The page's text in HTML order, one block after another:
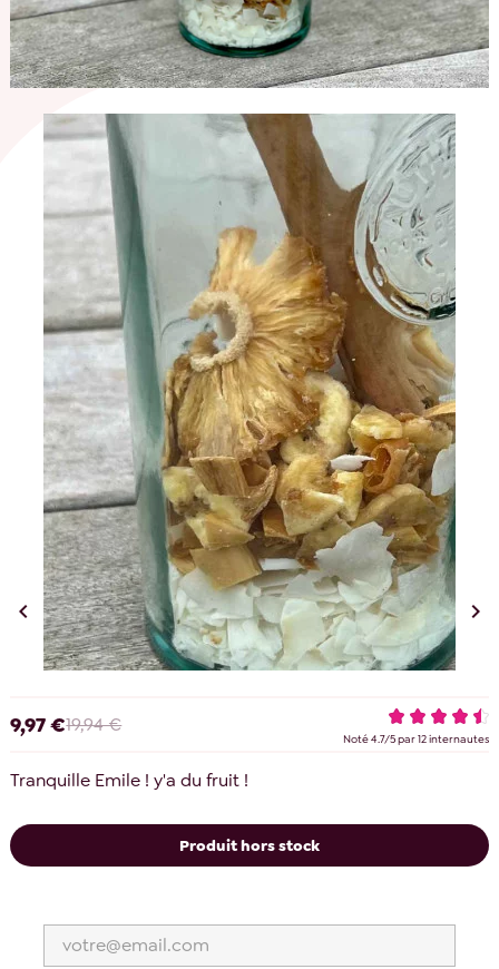
 
9,97 €19,94 €
Noté4.7/5par12internautes
Tranquille Emile ! y'a du fruit !
Produit hors stock